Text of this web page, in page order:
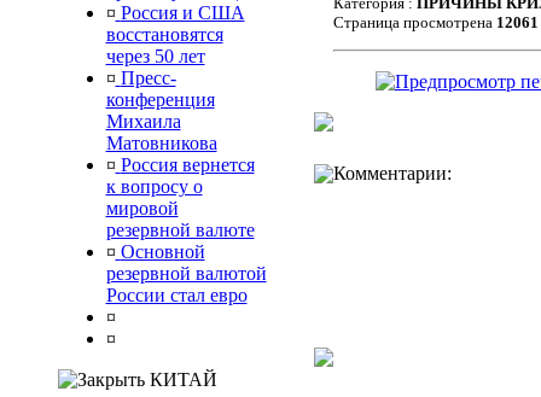
¤ Россия и США
восстановятся
через 50 лет
¤ Пресс-
конференция
Михаила
Матовникова
¤ Россия вернется
к вопросу о
мировой
резервной валюте
¤ Основной
резервной валютой
России стал евро
¤
¤
КИТАЙ
Страница просмотрена 12061
Комментарии: